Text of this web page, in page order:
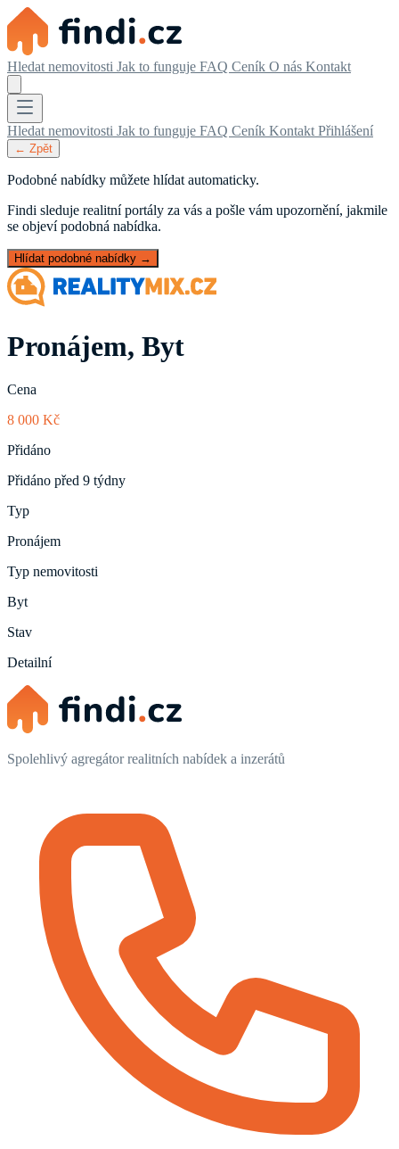
Hledat nemovitosti Jak to funguje FAQ Ceník O nás Kontakt
Hledat nemovitosti Jak to funguje FAQ Ceník Kontakt Přihlášení
← Zpět
Podobné nabídky můžete hlídat automaticky.
Findi sleduje realitní portály za vás a pošle vám upozornění, jakmile
se objeví podobná nabídka.
Hlídat podobné nabídky →
Pronájem, Byt
Cena
8 000 Kč
Přidáno
Přidáno před 9 týdny
Typ
Pronájem
Typ nemovitosti
Byt
Stav
Detailní
Spolehlivý agregátor realitních nabídek a inzerátů